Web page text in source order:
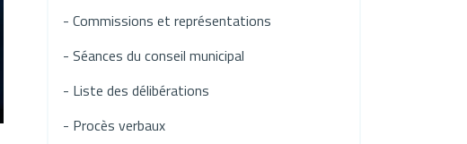
- Commissions et représentations
- Séances du conseil municipal
- Liste des délibérations
- Procès verbaux